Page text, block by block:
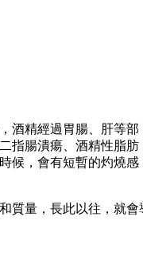
酒精經過胃腸、肝等部
指腸潰瘍、酒精性脂肪
候，會有短暫的灼燒感
質量，長此以往，就會